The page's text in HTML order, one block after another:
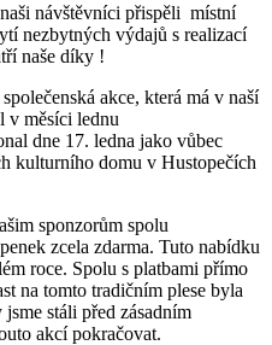
návštěvníci přispěli místní
nezbytných výdajů s realizací
naše díky !
akce, která má v naší
v měsíci lednu
dne 17. ledna jako vůbec
kulturního domu v Hustopečích
sponzorům spolu
zcela zdarma. Tuto nabídku
roce. Spolu s platbami přímo
na tomto tradičním plese byla
stáli před zásadním
akcí pokračovat.